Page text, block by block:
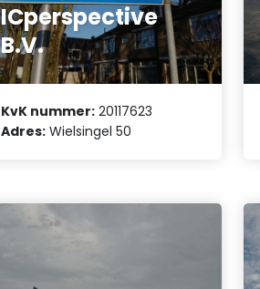
ICperspective
B.V.
KvK nummer: 20117623
Adres: Wielsingel 50